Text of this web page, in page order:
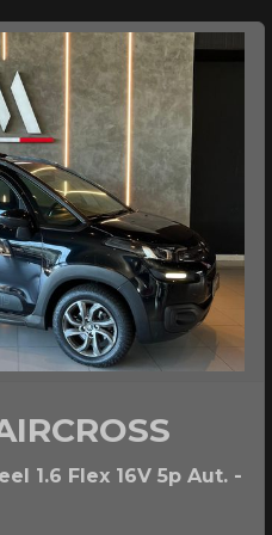
1.6 Flex 16V 5p Aut. -